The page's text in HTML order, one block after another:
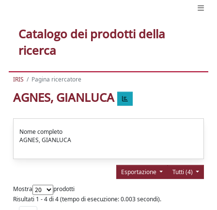
Catalogo dei prodotti della
ricerca
IRIS Pagina ricercatore
AGNES, GIANLUCA
Nome completo
AGNES, GIANLUCA
Tutti (4)
Esportazione
Mostra
prodotti
Risultati 1 - 4 di 4 (tempo di esecuzione: 0.003 secondi).